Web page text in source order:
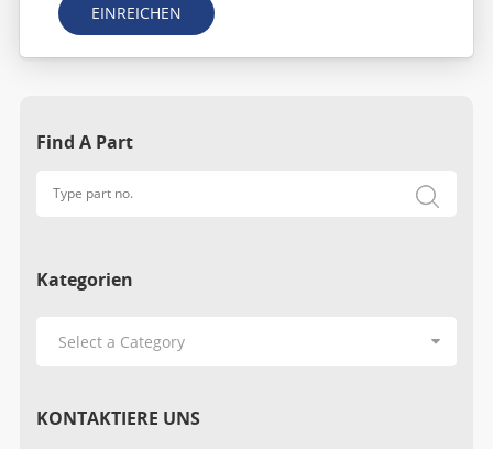
EINREICHEN
Find A Part
Kategorien
KONTAKTIERE UNS